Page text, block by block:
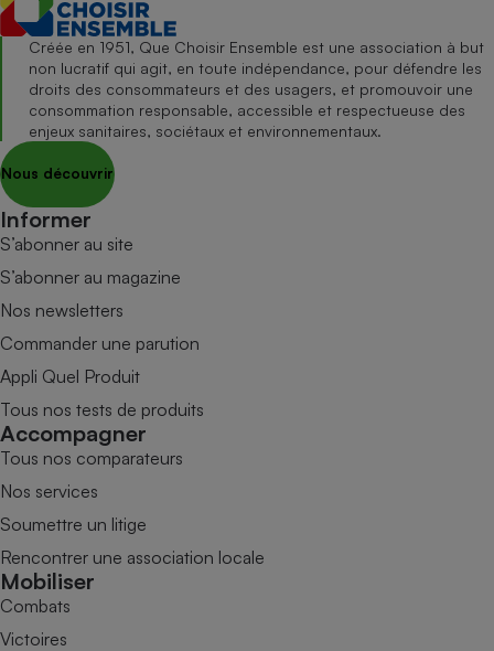
Créée en 1951, Que Choisir Ensemble est une association à but
non lucratif qui agit, en toute indépendance, pour défendre les
droits des consommateurs et des usagers, et promouvoir une
consommation responsable, accessible et respectueuse des
enjeux sanitaires, sociétaux et environnementaux.
Nous découvrir
Informer
S’abonner au site
S’abonner au magazine
Nos newsletters
Commander une parution
Appli Quel Produit
Tous nos tests de produits
Accompagner
Tous nos comparateurs
Nos services
Soumettre un litige
Rencontrer une association locale
Mobiliser
Combats
Victoires